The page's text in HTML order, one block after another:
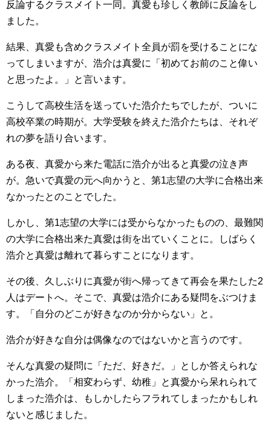
反論するクラスメイト一同。真愛も珍しく教師に反論をし
ました。
結果、真愛も含めクラスメイト全員が罰を受けることにな
ってしまいますが、浩介は真愛に「初めてお前のこと偉い
と思ったよ。」と言います。
こうして高校生活を送っていた浩介たちでしたが、ついに
高校卒業の時期が。大学受験を終えた浩介たちは、それぞ
れの夢を語り合います。
ある夜、真愛から来た電話に浩介が出ると真愛の泣き声
が。急いで真愛の元へ向かうと、第1志望の大学に合格出来
なかったとのことでした。
しかし、第1志望の大学には受からなかったものの、最難関
の大学に合格出来た真愛は街を出ていくことに。しばらく
浩介と真愛は離れて暮らすことになります。
その後、久しぶりに真愛が街へ帰ってきて再会を果たした2
人はデートへ。そこで、真愛は浩介にある疑問をぶつけま
す。「自分のどこが好きなのか分からない」と。
浩介が好きな自分は偶像なのではないかと言うのです。
そんな真愛の疑問に「ただ、好きだ。」としか答えられな
かった浩介。「相変わらず、幼稚」と真愛から呆れられて
しまった浩介は、もしかしたらフラれてしまったかもしれ
ないと感じました。